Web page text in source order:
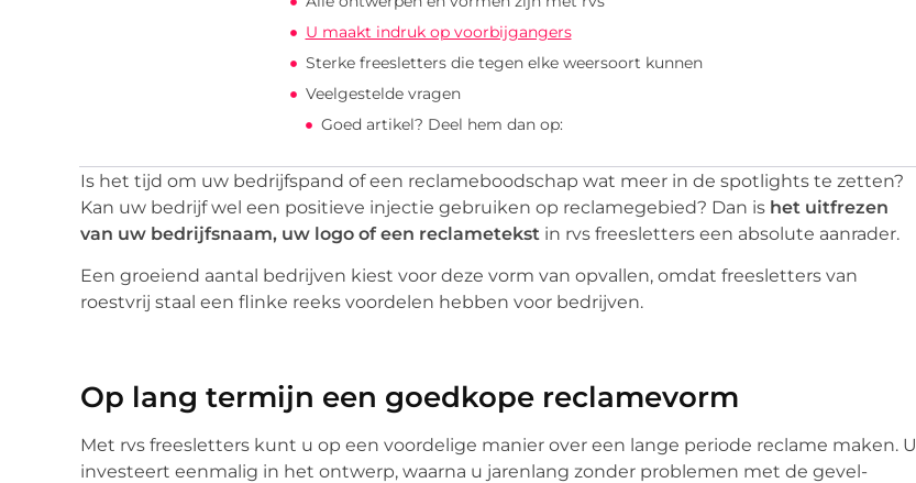
U maakt indruk op voorbijgangers
Sterke freesletters die tegen elke weersoort kunnen
Veelgestelde vragen
Goed artikel? Deel hem dan op:
Is het tijd om uw bedrijfspand of een reclameboodschap wat meer in de spotlights te zetten?
Kan uw bedrijf wel een positieve injectie gebruiken op reclamegebied? Dan is het uitfrezen
van uw bedrijfsnaam, uw logo of een reclametekst in rvs freesletters een absolute aanrader.
Een groeiend aantal bedrijven kiest voor deze vorm van opvallen, omdat freesletters van
roestvrij staal een flinke reeks voordelen hebben voor bedrijven.
Op lang termijn een goedkope reclamevorm
Met rvs freesletters kunt u op een voordelige manier over een lange periode reclame maken. U
investeert eenmalig in het ontwerp, waarna u jarenlang zonder problemen met de gevel-